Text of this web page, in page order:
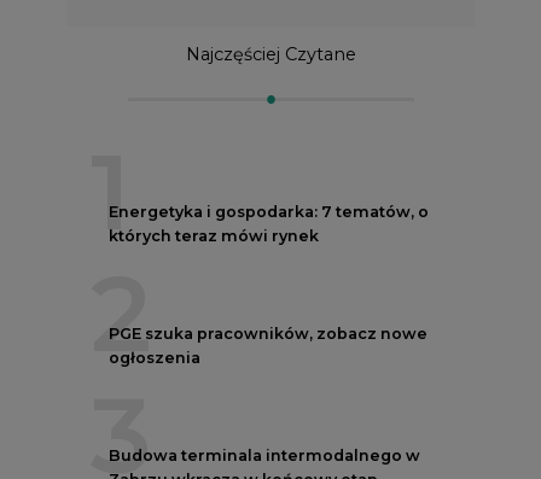
Najczęściej Czytane
1
Energetyka i gospodarka: 7 tematów, o
których teraz mówi rynek
2
PGE szuka pracowników, zobacz nowe
ogłoszenia
3
Budowa terminala intermodalnego w